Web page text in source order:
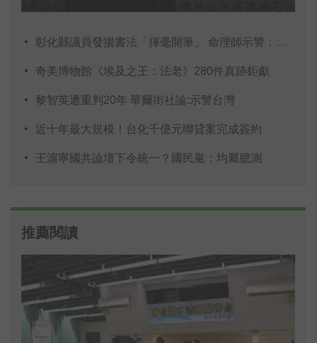
彰化縣議員發揚書法「揮毫開筆」 命理師示警：不
奇美博物館《埃及之王：法老》280件真跡鉅獻
黎智英遭重判20年 華爾街社論:示警台灣
近十年最大規模！台化千億元聯貸案完成簽約
王滬寧國共論壇下令統一？國民黨：均屬臆測
推薦閱讀